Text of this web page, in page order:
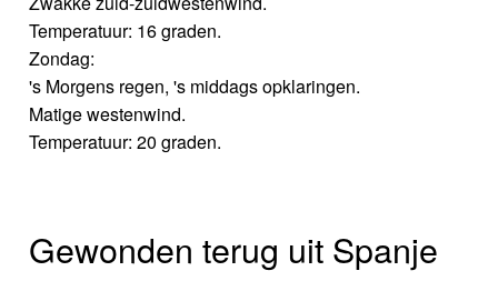
Temperatuur: 16 graden.
Zondag:
's Morgens regen, 's middags opklaringen.
Matige westenwind.
Temperatuur: 20 graden.
Gewonden terug uit Spanje